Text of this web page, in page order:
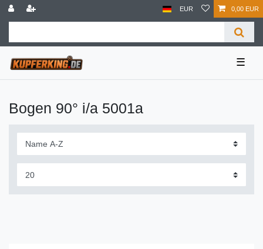
EUR 0,00 EUR
☰
Bogen 90° i/a 5001a